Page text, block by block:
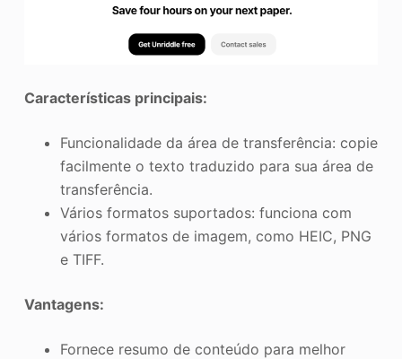
Características principais:
Funcionalidade da área de transferência: copie
facilmente o texto traduzido para sua área de
transferência.
Vários formatos suportados: funciona com
vários formatos de imagem, como HEIC, PNG
e TIFF.
Vantagens:
Fornece resumo de conteúdo para melhor